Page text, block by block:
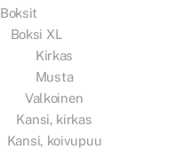
Boksit
Boksi XL
Kirkas
Musta
Valkoinen
Kansi, kirkas
Kansi, koivupuu